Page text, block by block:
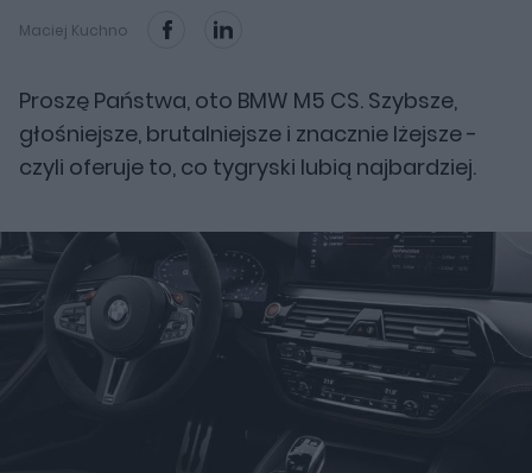
Maciej Kuchno
Proszę Państwa, oto BMW M5 CS. Szybsze,
głośniejsze, brutalniejsze i znacznie lżejsze -
czyli oferuje to, co tygryski lubią najbardziej.